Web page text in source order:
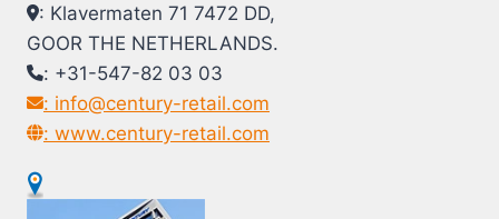
: Klavermaten 71 7472 DD,
GOOR THE NETHERLANDS.
: +31-547-82 03 03
: info@century-retail.com
: www.century-retail.com